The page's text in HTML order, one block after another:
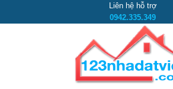
Liên hệ hỗ trợ
0942.335.349